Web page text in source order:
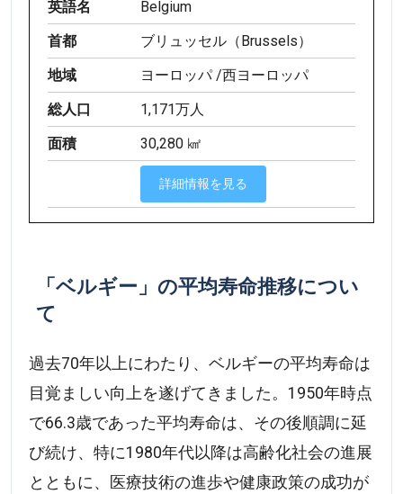
英語名
Belgium
首都
ブリュッセル（Brussels）
地域
ヨーロッパ /西ヨーロッパ
総人口
1,171万人
面積
30,280 ㎢
詳細情報を見る
「ベルギー」の平均寿命推移につい
て
過去70年以上にわたり、ベルギーの平均寿命は
目覚ましい向上を遂げてきました。1950年時点
で66.3歳であった平均寿命は、その後順調に延
び続け、特に1980年代以降は高齢化社会の進展
とともに、医療技術の進歩や健康政策の成功が